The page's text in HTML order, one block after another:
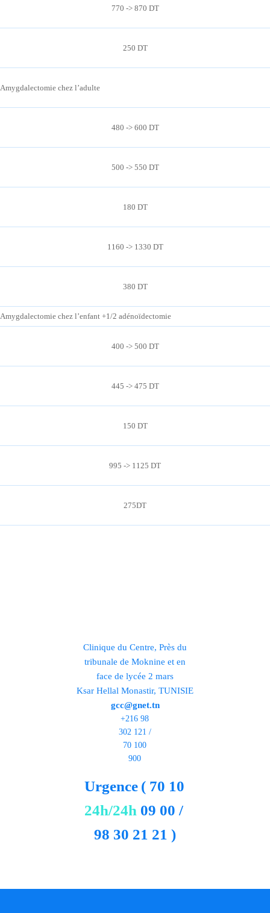
770 -> 870 DT
250 DT
Amygdalectomie chez l’adulte
480 -> 600 DT
500 -> 550 DT
180 DT
1160 -> 1330 DT
380 DT
Amygdalectomie chez l’enfant +1/2 adénoïdectomie
400 -> 500 DT
445 -> 475 DT
150 DT
995 -> 1125 DT
275DT
Clinique du Centre, Près du
tribunale de Moknine et en
face de lycée 2 mars
Ksar Hellal Monastir, TUNISIE
gcc@gnet.tn
+216 98
302 121 /
70 100
900
Urgence
24h/24h
( 70 10
09 00 /
98 30 21 21 )